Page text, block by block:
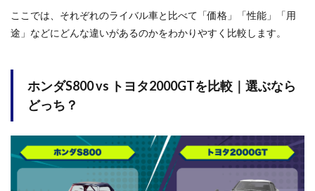
ここでは、それぞれのライバル車と比べて「価格」「性能」「用
途」などにどんな違いがあるのかをわかりやすく比較します。
ホンダS800 vs トヨタ2000GTを比較｜選ぶなら
どっち？